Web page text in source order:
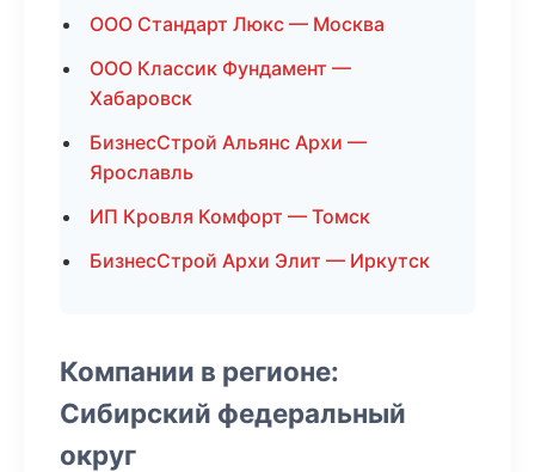
ООО Стандарт Люкс — Москва
ООО Классик Фундамент —
Хабаровск
БизнесСтрой Альянс Архи —
Ярославль
ИП Кровля Комфорт — Томск
БизнесСтрой Архи Элит — Иркутск
Компании в регионе:
Сибирский федеральный
округ